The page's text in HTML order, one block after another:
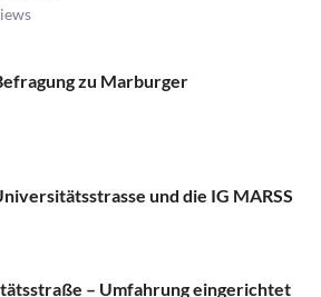
zu Marburger
und die IG MARSS
­– Umfahrung eingerichtet